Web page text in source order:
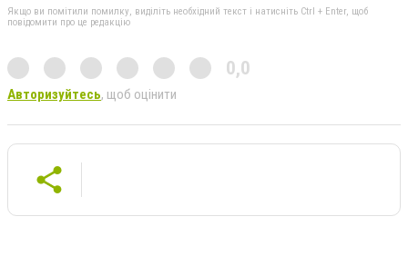
Якщо ви помітили помилку, виділіть необхідний текст і натисніть Ctrl + Enter, щоб
повідомити про це редакцію
0,0
Авторизуйтесь, щоб оцінити